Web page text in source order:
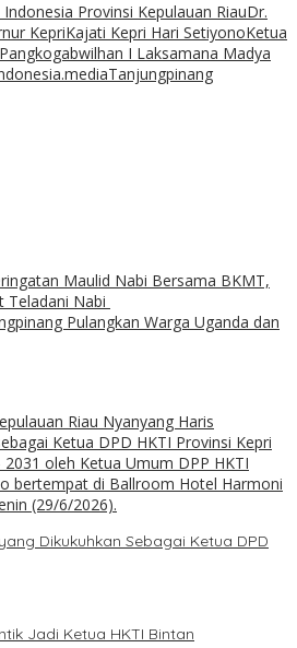
Provinsi Kepulauan RiauDr.
KepriKajati Kepri Hari SetiyonoKetua
Pangkogabwilhan I Laksamana Madya
Tanjungpinang
Maulid Nabi Bersama BKMT,
Teladani Nabi
Pulangkan Warga Uganda dan
Dikukuhkan Sebagai Ketua DPD
Jadi Ketua HKTI Bintan